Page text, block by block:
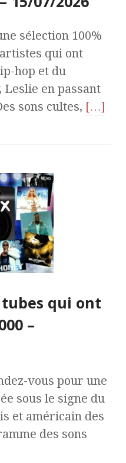
sélection 100%
qui ont
hop et du
Leslie en passant
sons cultes, […]
qui ont
–
vous pour une
sous le signe du
et américain des
des sons